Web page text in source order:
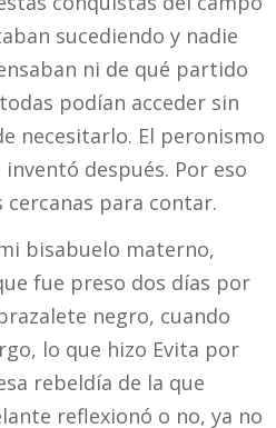
sucediendo y nadie
ni de qué partido
podían acceder sin
necesitarlo. El peronismo
después. Por eso
para contar.
bisabuelo materno,
fue preso dos días por
negro, cuando
lo que hizo Evita por
rebeldía de la que
reflexionó o no, ya no